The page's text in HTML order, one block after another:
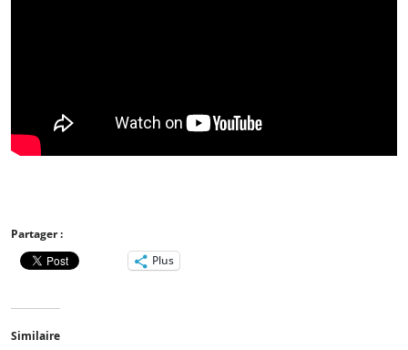
Partager :
Plus
Similaire